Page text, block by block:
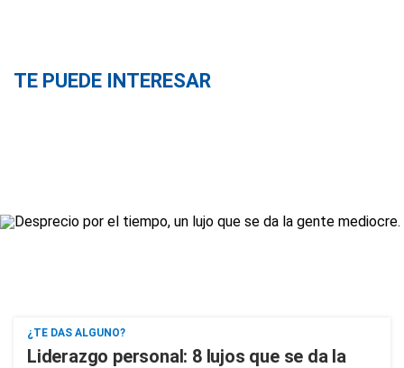
TE PUEDE INTERESAR
¿TE DAS ALGUNO?
Liderazgo personal: 8 lujos que se da la